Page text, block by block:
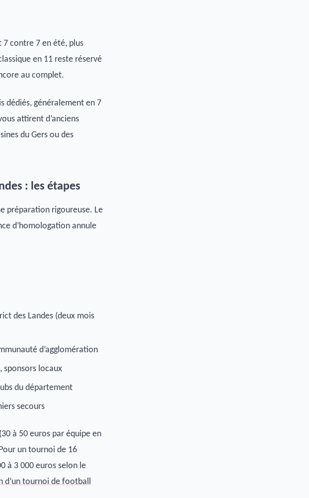
contre 7 en été, plus
en 11 reste réservé
au complet.
dédiés, généralement en 7
attirent d’anciens
du Gers ou des
: les étapes
préparation rigoureuse. Le
d’homologation annule
des Landes (deux mois
d’agglomération
sponsors locaux
du département
secours
à 50 euros par équipe en
un tournoi de 16
à 3 000 euros selon le
d’un tournoi de football